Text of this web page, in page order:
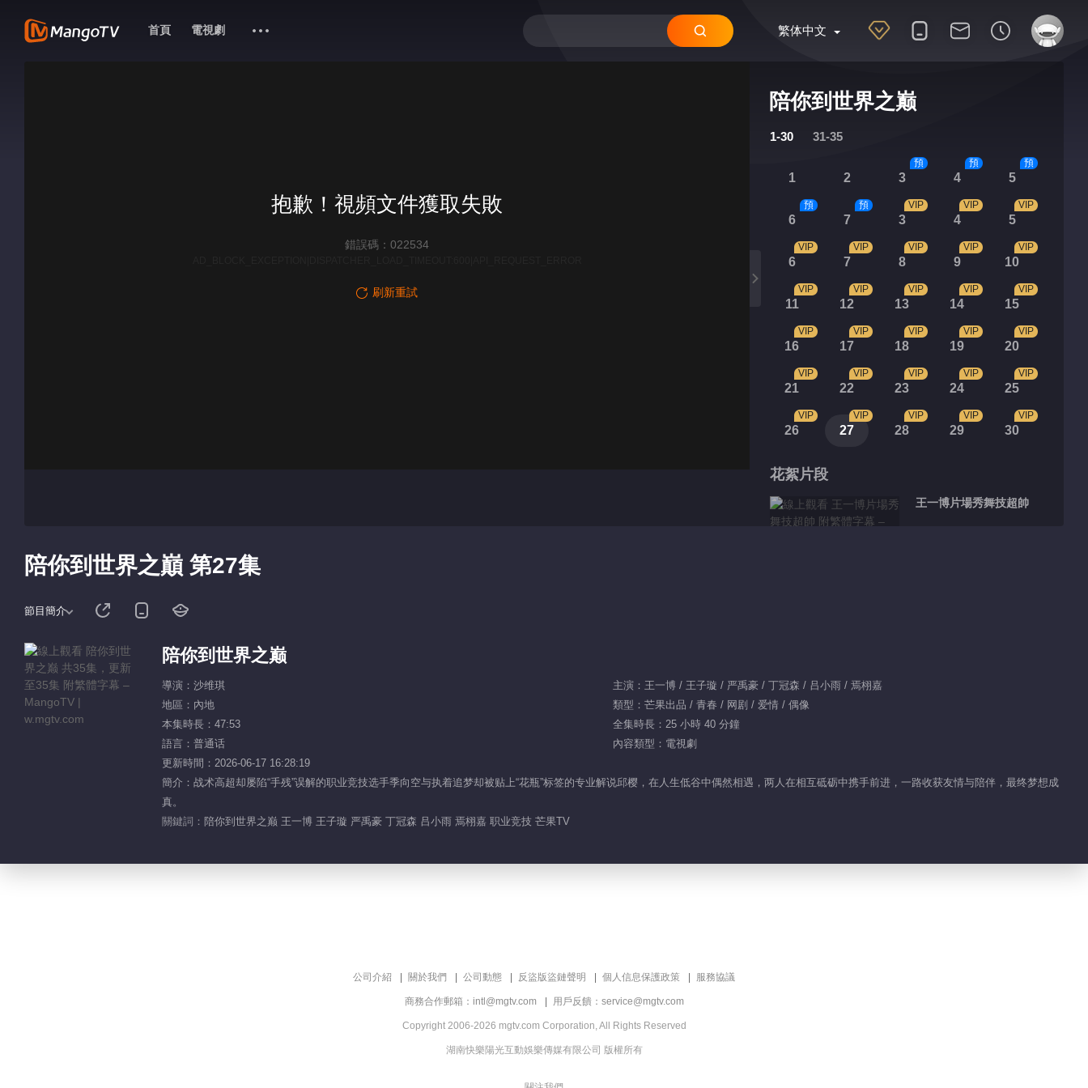
繁体中文
首頁 電視劇
陪你到世界之巅
1-30 31-35
1 2 3
預
4
預
5
預
6
預
7
預
3
VIP
4
VIP
5
VIP
6
VIP
7
VIP
8
VIP
9
VIP
10
VIP
11
VIP
12
VIP
13
VIP
14
VIP
15
VIP
16
VIP
17
VIP
18
VIP
19
VIP
20
VIP
21
VIP
22
VIP
23
VIP
24
VIP
25
VIP
26
VIP
27
VIP
28
VIP
29
VIP
30
VIP
花絮片段
王一博片場秀舞技超帥
線
抱歉！視頻文件獲取失敗
錯誤碼：022534
刷新重試
陪你到世界之巔 第27集
節目簡介
陪你到世界之巅
導演：沙维琪
主演：王一博 / 王子璇 / 严禹豪 / 丁冠森 / 吕小雨 / 焉栩嘉
地區：內地
類型：芒果出品 / 青春 / 网剧 / 爱情 / 偶像
本集時長：47:53
全集時長：25 小時 40 分鐘
語言：普通话
內容類型：電視劇
更新時間：2026-06-17 16:28:19
簡介：战术高超却屡陷“手残”误解的职业竞技选手季向空与执着追梦却被贴上“花瓶”标签的专业解说邱樱，在人生低谷中偶然相遇，两人在相互砥砺中携手前进，一路收获友情与陪伴，最终梦想成
真。
關鍵詞： 陪你到世界之巅 王一博 王子璇 严禹豪 丁冠森 吕小雨 焉栩嘉 职业竞技 芒果TV
公司介紹 關於我們 公司動態 反盜版盜鏈聲明 個人信息保護政策 服務協議
商務合作郵箱：intl@mgtv.com 用戶反饋：service@mgtv.com
Copyright 2006-2026 mgtv.com Corporation, All Rights Reserved
湖南快樂陽光互動娛樂傳媒有限公司 版權所有